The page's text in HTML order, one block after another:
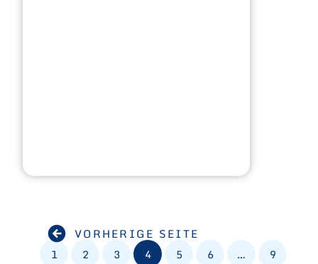
VORHERIGE SEITE
1
2 3 4 5 6 …
9